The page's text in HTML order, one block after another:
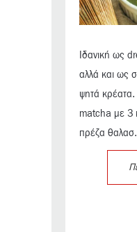
Ιδανική ως
αλλά και ως
ψητά κρέατα.
matcha με 3
πρέζα